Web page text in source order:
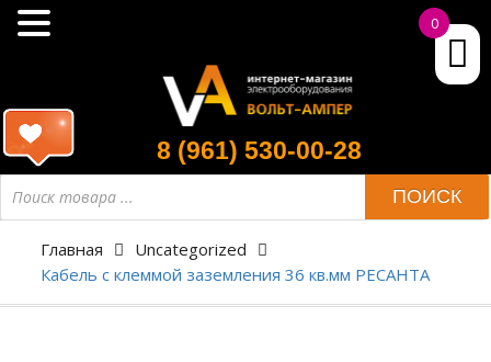
8 (961) 530-00-28
ПОИСК
Главная
Uncategorized
Кабель с клеммой заземления 36 кв.мм РЕСАНТА
0